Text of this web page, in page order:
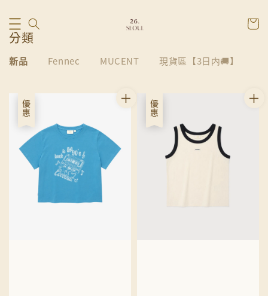
分類
新品 Fennec MUCENT 現貨區【3日内🚚】
優惠 優惠